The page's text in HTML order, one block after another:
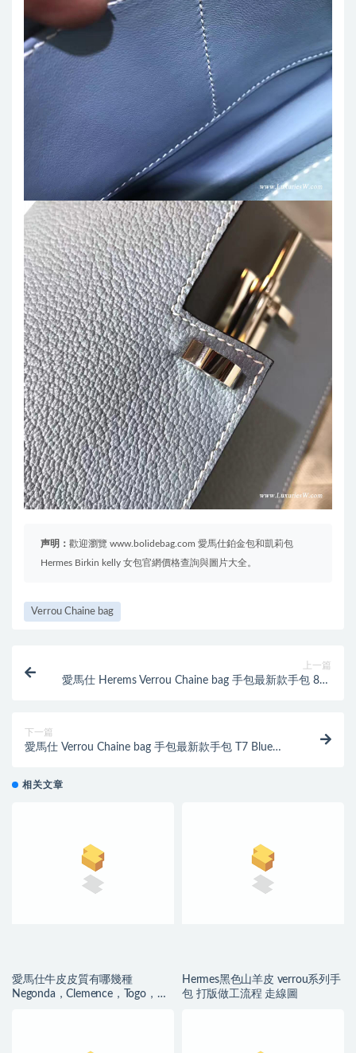
声明： 歡迎瀏覽 www.bolidebag.com 愛馬仕鉑金包和凱莉包
Hermes Birkin kelly 女包官網價格查詢與圖片大全。
Verrou Chaine bag
上一篇
愛馬仕 Herems Verrou Chaine bag 手包最新款手包 8W
下一篇
愛馬仕 Verrou Chaine bag 手包最新款手包 T7 Blue
相关文章
愛馬仕牛皮皮質有哪幾種
Negonda，Clemence，Togo，
Hermes黑色山羊皮 verrou系列手
包 打版做工流程 走線圖